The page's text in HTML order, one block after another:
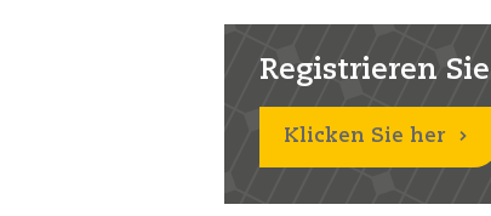
Registrieren
Klicken Sie her